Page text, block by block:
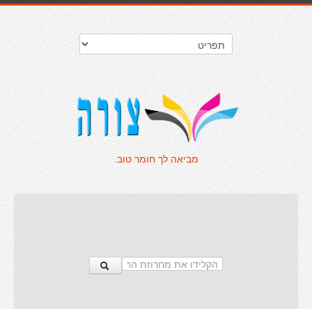
מביאה לך חומר טוב.